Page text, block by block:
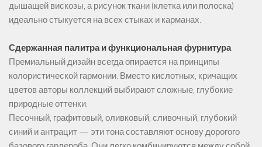
дышащей вискозы, а рисунок ткани (клетка или полоска)
идеально стыкуется на всех стыках и карманах.
Сдержанная палитра и функциональная фурнитура
Премиальный дизайн всегда опирается на принципы
колористической гармонии. Вместо кислотных, кричащих
цветов авторы коллекций выбирают сложные, глубокие
природные оттенки.
Песочный, графитовый, оливковый, сливочный, глубокий
синий и антрацит — эти тона составляют основу дорогого